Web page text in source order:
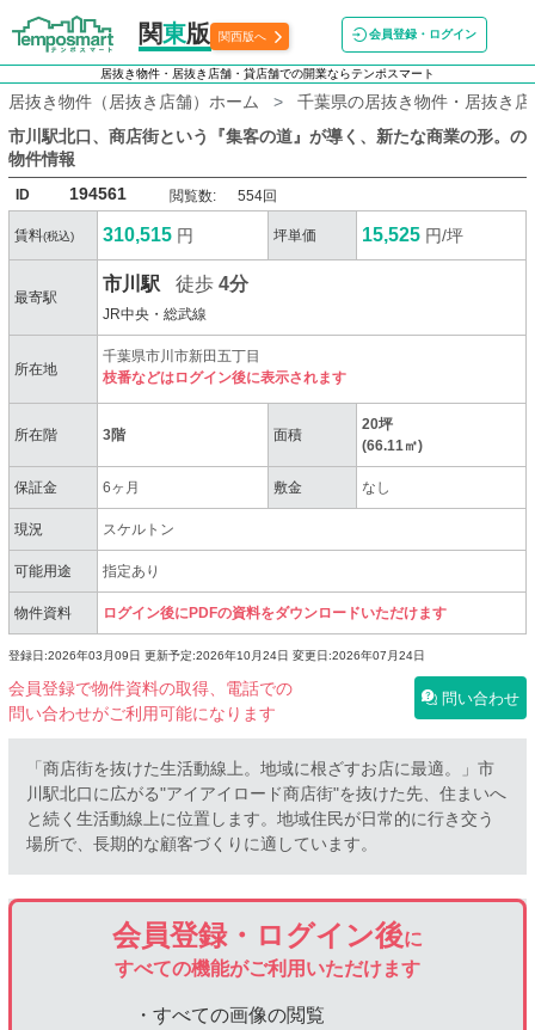
関東版 関西版へ 会員登録・ログイン
居抜き物件・居抜き店舗・貸店舗での開業ならテンポスマート
居抜き物件（居抜き店舗）ホーム
千葉県の居抜き物件・居抜き
市川駅北口、商店街という『集客の道』が導く、新たな商業の形。 の
物件情報
ID 194561 閲覧数: 554回
賃料(税込) 310,515 円 坪単価 15,525 円/坪
最寄駅
市川駅 徒歩4分
JR中央・総武線
所在地
千葉県市川市新田五丁目
枝番などはログイン後に表示されます
所在階 3階 面積
20坪
(66.11㎡)
保証金 6ヶ月 敷金 なし
現況 スケルトン
可能用途 指定あり
物件資料 ログイン後にPDFの資料をダウンロードいただけます
登録日:2026年03月09日 更新予定:2026年10月24日 変更日:2026年07月24日
会員登録で物件資料の取得、電話での
問い合わせがご利用可能になります
問い合わせ
「商店街を抜けた生活動線上。地域に根ざすお店に最適。」市
川駅北口に広がる"アイアイロード商店街"を抜けた先、住まいへ
と続く生活動線上に位置します。地域住民が日常的に行き交う
場所で、長期的な顧客づくりに適しています。
会員登録・ログイン後に
すべての機能がご利用いただけます
・すべての画像の閲覧